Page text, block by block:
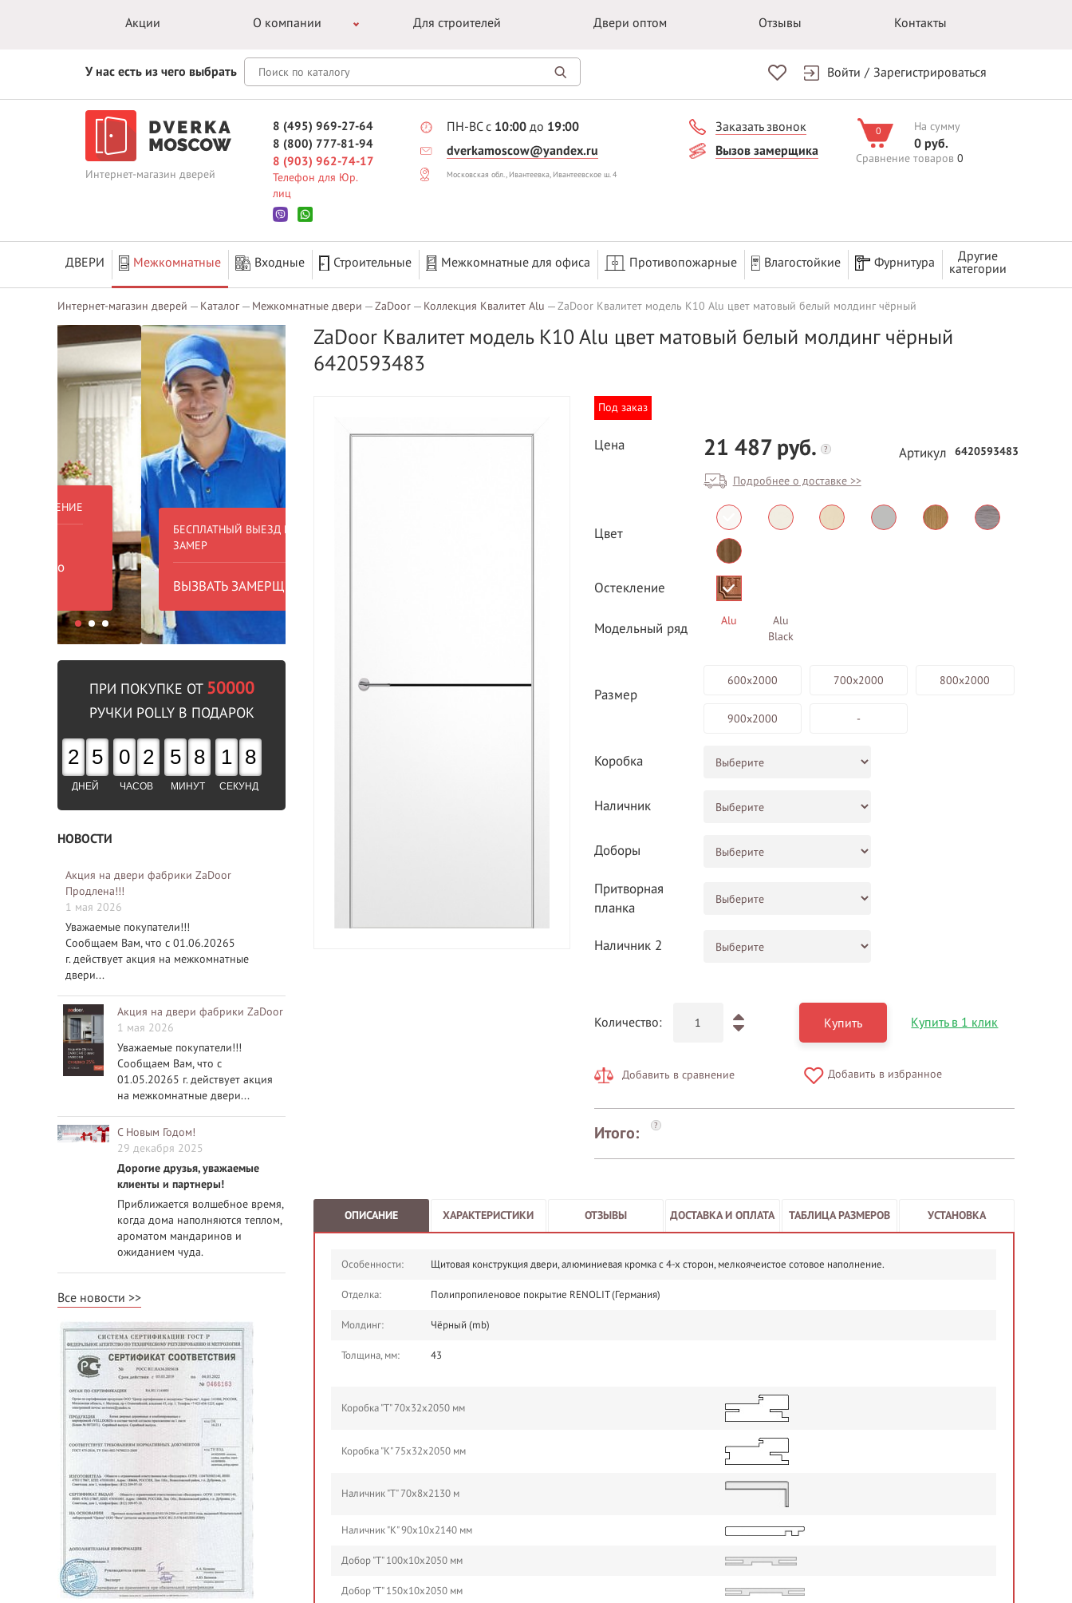
Акции О компании Для строителей Двери оптом Отзывы Контакты
У нас есть из чего выбрать Войти / Зарегистрироваться
Интернет-магазин дверей
8 (495) 969-27-64
8 (800) 777-81-94
8 (903) 962-74-17
Телефон для Юр.
лиц
ПН-ВС с 10:00 до 19:00
dverkamoscow@yandex.ru
Московская обл., Ивантеевка, Ивантеевское ш. 4
Заказать звонок
Вызов замерщика
0 На сумму
0 руб.
Сравнение товаров 0
ДВЕРИ Межкомнатные Входные Строительные Межкомнатные для офиса Противопожарные Влагостойкие Фурнитура
Другие
категории
Интернет-магазин дверей Каталог Межкомнатные двери ZaDoor Коллекция Квалитет Alu ZaDoor Квалитет модель K10 Alu цвет матовый белый молдинг чёрный
БЕСПЛАТНЫЙ ВЫЕЗД НА
ЗАМЕР
ВЫЗВАТЬ ЗАМЕРЩИКА
выгодным ценам
БЕСПЛАТНЫЙ ВЫЕЗД НА
ПРИ ПОКУПКЕ ОТ 50000
РУЧКИ POLLY В ПОДАРОК
2 5
ДНЕЙ
0 2
ЧАСОВ
5 8
МИНУТ
1 7
СЕКУНД
НОВОСТИ
Акция на двери фабрики ZaDoor
Продлена!!!
1 мая 2026
Уважаемые покупатели!!!
Сообщаем Вам, что с 01.06.20265
г. действует акция на межкомнатные
двери...
Акция на двери фабрики ZaDoor
1 мая 2026
Уважаемые покупатели!!!
Сообщаем Вам, что с
01.05.20265 г. действует акция
на межкомнатные двери...
С Новым Годом!
29 декабря 2025
Дорогие друзья, уважаемые
клиенты и партнеры!
Приближается волшебное время,
когда дома наполняются теплом,
ароматом мандаринов и
ожиданием чуда.
Все новости
ZaDoor Квалитет модель K10 Alu цвет матовый белый молдинг чёрный
6420593483
Под заказ
Цена 21 487 руб. ?
Подробнее о доставке >>
Артикул 6420593483
Цвет
Остекление
Модельный ряд
Alu
Alu
Black
Размер
600х2000 700х2000 800х2000
900х2000 -
Коробка
Наличник
Доборы
Притворная
планка
Наличник 2
Количество: Купить Купить в 1 клик
Добавить в сравнение Добавить в избранное
Итого: ?
ОПИСАНИЕ ХАРАКТЕРИСТИКИ ОТЗЫВЫ ДОСТАВКА И ОПЛАТА ТАБЛИЦА РАЗМЕРОВ УСТАНОВКА
Особенности: Щитовая конструкция двери, алюминиевая кромка с 4-х сторон, мелкоячеистое сотовое наполнение.
Отделка: Полипропиленовое покрытие RENOLIT (Германия)
Молдинг: Чёрный (mb)
Толщина, мм: 43
Коробка "Т" 70х32х2050 мм
Коробка "К" 75х32х2050 мм
Наличник "Т" 70х8х2130 м
Наличник "К" 90х10х2140 мм
Добор "Т" 100х10х2050 мм
Добор "Т" 150х10х2050 мм